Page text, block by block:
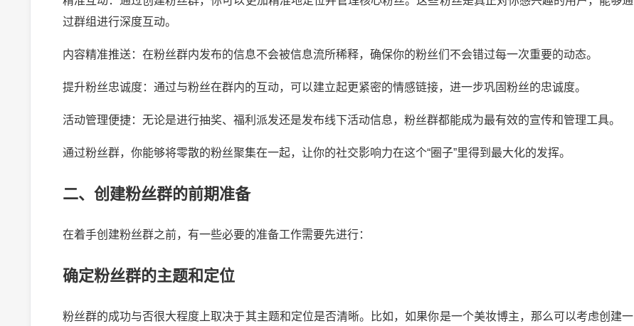
过群组进行深度互动。
内容精准推送：在粉丝群内发布的信息不会被信息流所稀释，确保你的粉丝们不会错过每一次重要的动态。
提升粉丝忠诚度：通过与粉丝在群内的互动，可以建立起更紧密的情感链接，进一步巩固粉丝的忠诚度。
活动管理便捷：无论是进行抽奖、福利派发还是发布线下活动信息，粉丝群都能成为最有效的宣传和管理工具。
通过粉丝群，你能够将零散的粉丝聚集在一起，让你的社交影响力在这个“圈子”里得到最大化的发挥。
二、创建粉丝群的前期准备
在着手创建粉丝群之前，有一些必要的准备工作需要先进行：
确定粉丝群的主题和定位
粉丝群的成功与否很大程度上取决于其主题和定位是否清晰。比如，如果你是一个美妆博主，那么可以考虑创建一